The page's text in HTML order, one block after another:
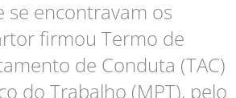
se encontravam os
firmou Termo de
de Conduta (TAC)
do Trabalho (MPT), pelo